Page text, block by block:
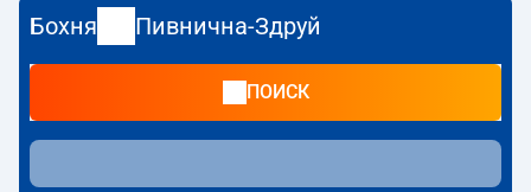
Последний поезд до Пивнична-Здруй отправляется в
12:42. Самое быстрое путешествие предлагает прямой
поездKARPATY . Поездка на нём занимает02:54. По
Пивнична-Здруй
другие поезда:IC Intercity- предлагают более низкую
цену билета и, как правило, более долгое время в пути.
Поезд заканчивает маршрут на станции Пивнична-
Бохня Пивнична-Здруй
ПОИСК